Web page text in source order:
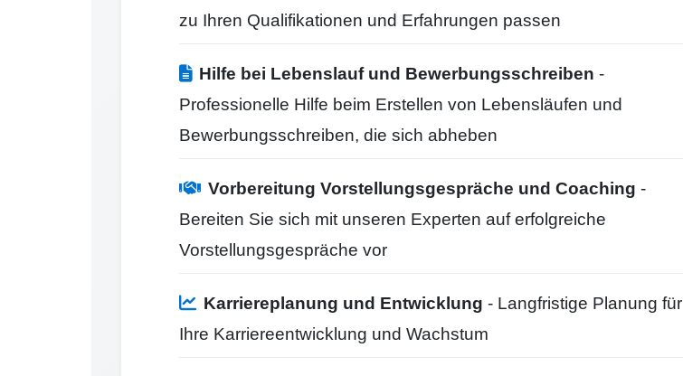
zu Ihren Qualifikationen und Erfahrungen passen
Hilfe bei Lebenslauf und Bewerbungsschreiben -
Professionelle Hilfe beim Erstellen von Lebensläufen und
Bewerbungsschreiben, die sich abheben
Vorbereitung Vorstellungsgespräche und Coaching -
Bereiten Sie sich mit unseren Experten auf erfolgreiche
Vorstellungsgespräche vor
Karriereplanung und Entwicklung - Langfristige Planung für
Ihre Karriereentwicklung und Wachstum